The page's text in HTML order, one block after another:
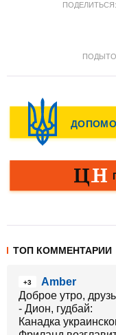
ПОДЕЛИТЬСЯ:
ТОП КОММЕНТАРИИ
+3
Amber
Доброе утро,
- Дион, гудбай:
Канадка